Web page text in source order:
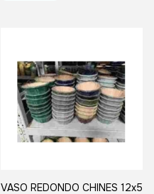
VASO REDONDO CHINES 12x5